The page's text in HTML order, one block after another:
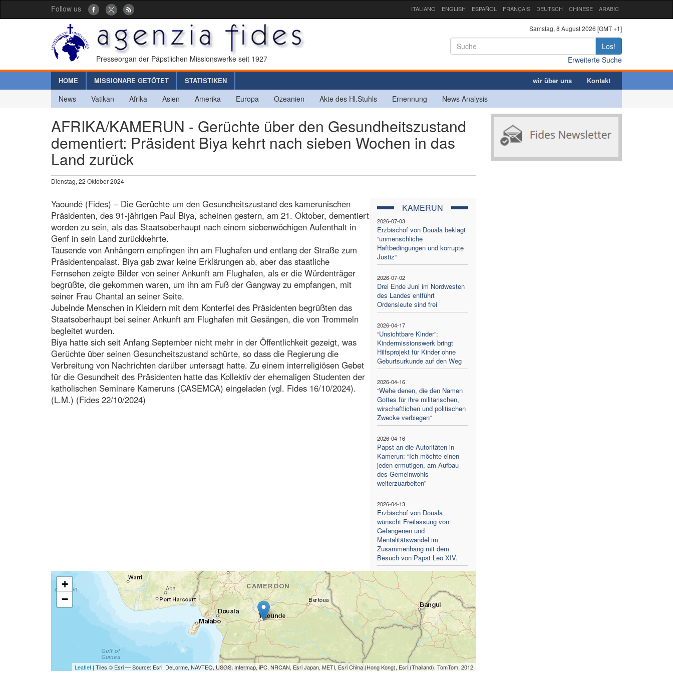
Follow us ITALIANO ENGLISH ESPAÑOL FRANÇAIS DEUTSCH CHINESE ARABIC
Presseorgan der Päpstlichen Missionswerke seit 1927
Samstag, 8 August 2026 [GMT +1]
Los!
Erweiterte Suche
HOME MISSIONARE GETÖTET STATISTIKEN wir über uns Kontakt
News Vatikan Afrika Asien Amerika Europa Ozeanien Akte des Hl.Stuhls Ernennung News Analysis
AFRIKA/KAMERUN - Gerüchte über den Gesundheitszustand
dementiert: Präsident Biya kehrt nach sieben Wochen in das
Land zurück
Dienstag, 22 Oktober 2024
KAMERUN
2026-07-03
Erzbischof von Douala beklagt
“unmenschliche
Haftbedingungen und korrupte
Justiz“
2026-07-02
Drei Ende Juni im Nordwesten
des Landes entführt
Ordensleute sind frei
2026-04-17
“Unsichtbare Kinder”:
Kindermissionswerk bringt
Hilfsprojekt für Kinder ohne
Geburtsurkunde auf den Weg
2026-04-16
“Wehe denen, die den Namen
Gottes für ihre militärischen,
wirschaftlichen und politischen
Zwecke verbiegen“
2026-04-16
Papst an die Autoritäten in
Kamerun: “Ich möchte einen
jeden ermutigen, am Aufbau
des Gemeinwohls
weiterzuarbeiten”
2026-04-13
Erzbischof von Douala
wünscht Freilassung von
Gefangenen und
Mentalitätswandel im
Zusammenhang mit dem
Besuch von Papst Leo XIV.
Yaoundé (Fides) – Die Gerüchte um den Gesundheitszustand des kamerunischen
Präsidenten, des 91-jährigen Paul Biya, scheinen gestern, am 21. Oktober, dementiert
worden zu sein, als das Staatsoberhaupt nach einem siebenwöchigen Aufenthalt in
Genf in sein Land zurückkehrte.
Tausende von Anhängern empfingen ihn am Flughafen und entlang der Straße zum
Präsidentenpalast. Biya gab zwar keine Erklärungen ab, aber das staatliche
Fernsehen zeigte Bilder von seiner Ankunft am Flughafen, als er die Würdenträger
begrüßte, die gekommen waren, um ihn am Fuß der Gangway zu empfangen, mit
seiner Frau Chantal an seiner Seite.
Jubelnde Menschen in Kleidern mit dem Konterfei des Präsidenten begrüßten das
Staatsoberhaupt bei seiner Ankunft am Flughafen mit Gesängen, die von Trommeln
begleitet wurden.
Biya hatte sich seit Anfang September nicht mehr in der Öffentlichkeit gezeigt, was
Gerüchte über seinen Gesundheitszustand schürte, so dass die Regierung die
Verbreitung von Nachrichten darüber untersagt hatte. Zu einem interreligiösen Gebet
für die Gesundheit des Präsidenten hatte das Kollektiv der ehemaligen Studenten der
katholischen Seminare Kameruns (CASEMCA) eingeladen (vgl. Fides 16/10/2024).
(L.M.) (Fides 22/10/2024)
+
−
Leaflet| Tiles © Esri — Source: Esri, DeLorme, NAVTEQ, USGS, Intermap, iPC, NRCAN, Esri Japan, METI, Esri China (Hong Kong), Esri (Thailand), TomTom, 2012